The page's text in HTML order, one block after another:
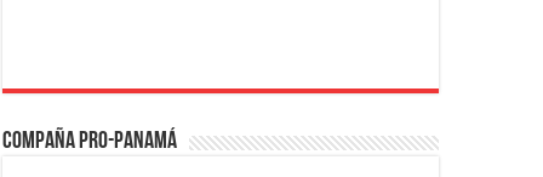
Compaña PRO-Panamá